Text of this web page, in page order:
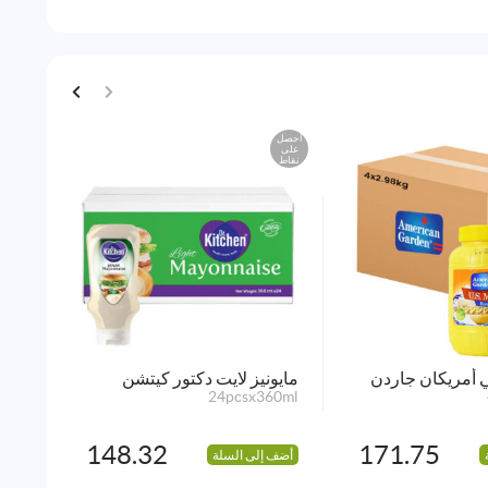
أمريكان جاردن
171.75
احصل
على
نقاط
مايونيز لايت دكتور كيتشن
24pcsx360ml
أضف إلى السلة 148.32